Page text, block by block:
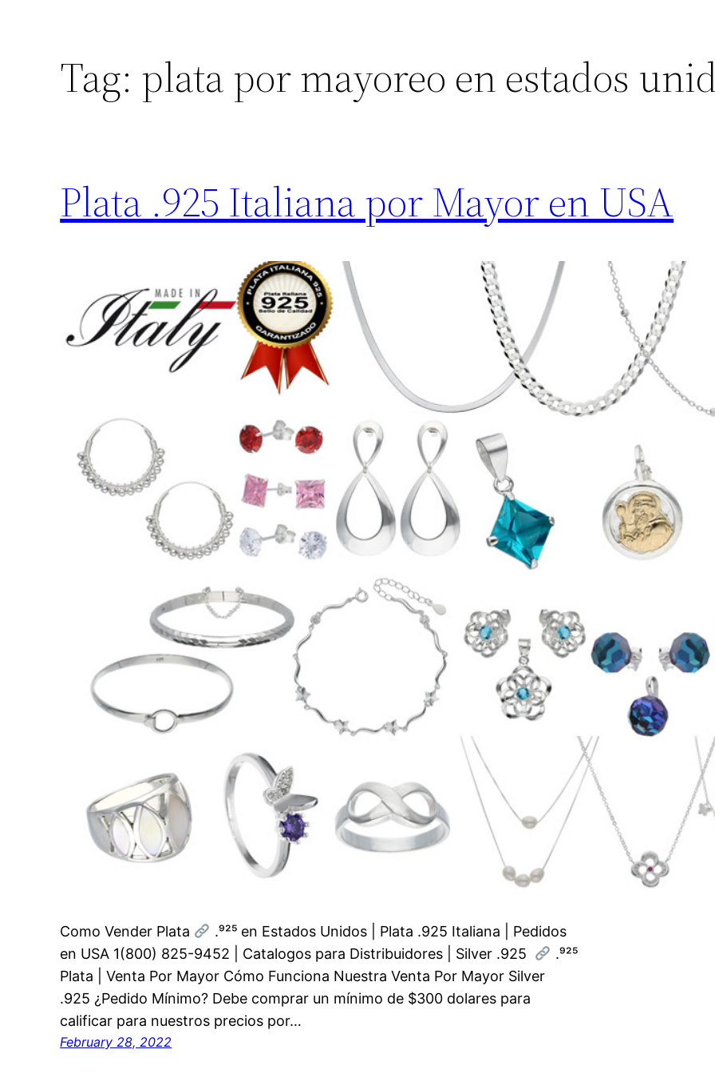
Tag: plata por mayoreo en estados
Plata .925 Italiana por Mayor en USA
Como Vender Plata
.⁹²⁵ en Estados Unidos | Plata .925 Italiana | Pedidos
en USA 1(800) 825-9452 | Catalogos para Distribuidores | Silver .925
.⁹²⁵
Plata | Venta Por Mayor Cómo Funciona Nuestra Venta Por Mayor Silver
.925 ¿Pedido Mínimo? Debe comprar un mínimo de $300 dolares para
calificar para nuestros precios por…
February 28, 2022